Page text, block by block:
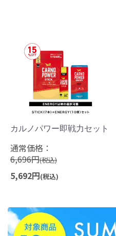
カルノパワー即戦力セット
通常価格：
6,696円(税込)
5,692円(税込)